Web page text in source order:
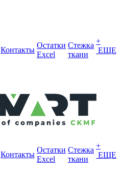
Контакты
Остатки
Excel
Стежка
ткани
+
ЕЩЕ
Контакты
Остатки
Excel
Стежка
ткани
+
ЕЩЕ